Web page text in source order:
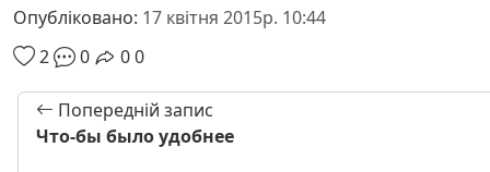
Опубліковано: 17 квітня 2015р. 10:44
2
0 00
Попередній запис
Что-бы было удобнее